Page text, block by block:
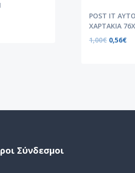
POST IT
ΧΑΡΤΑΚΙΑ
1,00€ 0,56€
Σύνδεσμοι